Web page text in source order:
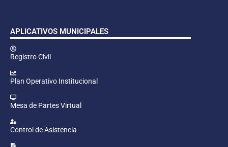
APLICATIVOS MUNICIPALES
Registro Civil
Plan Operativo Institucional
Mesa de Partes Virtual
Control de Asistencia